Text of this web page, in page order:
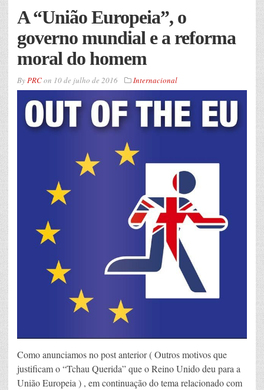
A “União Europeia”, o
governo mundial e a reforma
moral do homem
ByPRCon 10 de julho de 2016 Internacional
Como anunciamos no post anterior ( Outros motivos que
justificam o “Tchau Querida” que o Reino Unido deu para a
União Europeia ) , em continuação do tema relacionado com